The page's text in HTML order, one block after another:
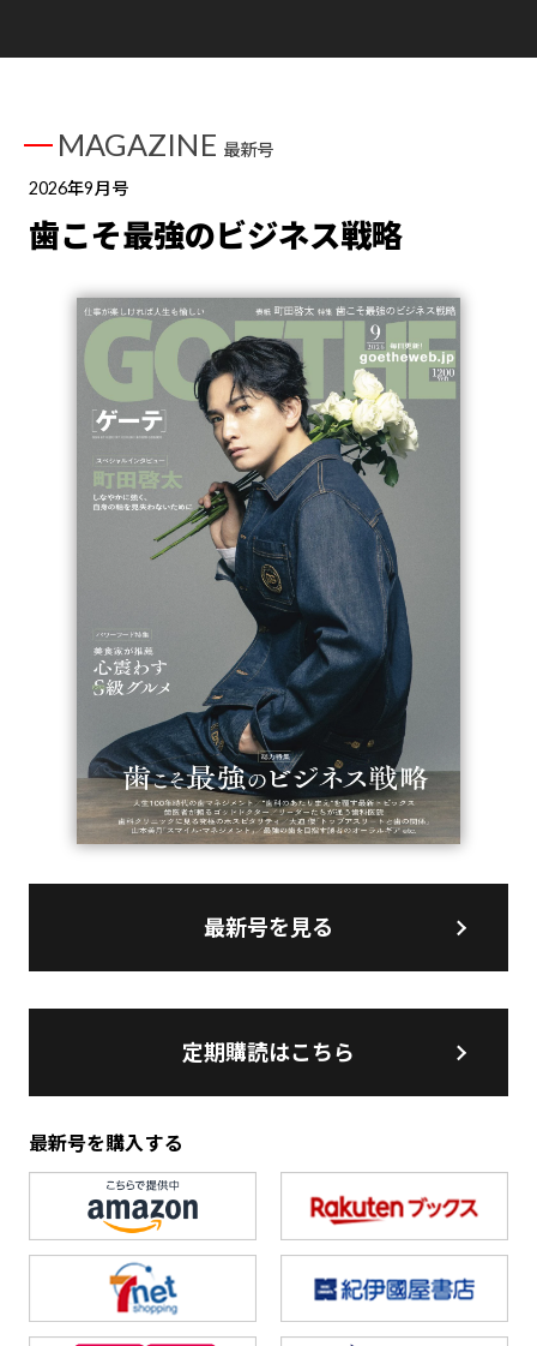
MAGAZINE 最新号
2026年9月号
歯こそ最強のビジネス戦略
最新号を見る
定期購読はこちら
最新号を購入する